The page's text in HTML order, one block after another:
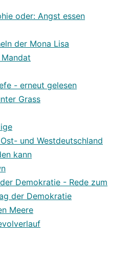
oder: Angst essen
der Mona Lisa
- erneut gelesen
Grass
und Westdeutschland
kann
Demokratie - Rede zum
der Demokratie
Meere